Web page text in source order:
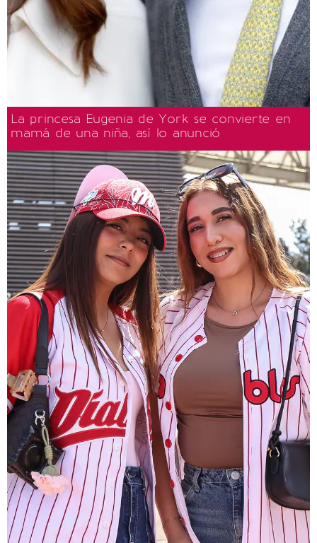
La princesa Eugenia de York se convierte en
mamá de una niña, así lo anunció